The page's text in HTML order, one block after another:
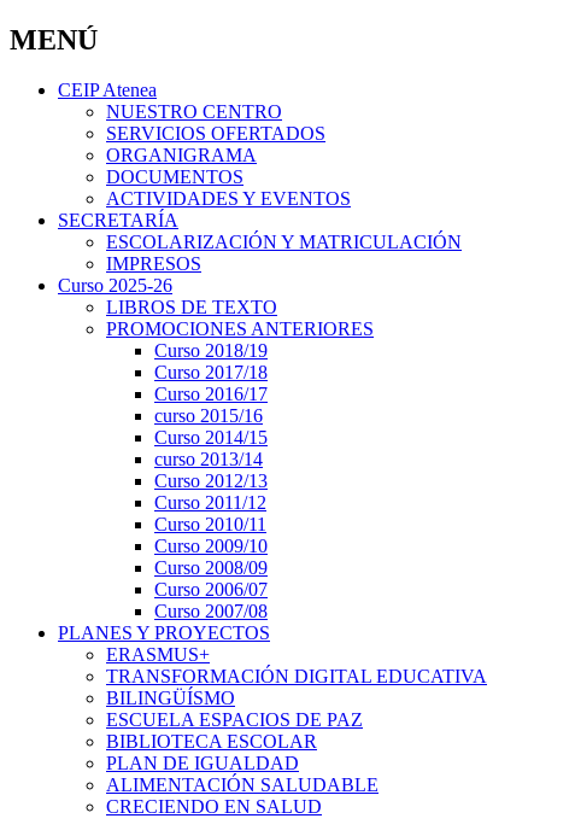
MENÚ
CEIP Atenea
NUESTRO CENTRO
SERVICIOS OFERTADOS
ORGANIGRAMA
DOCUMENTOS
ACTIVIDADES Y EVENTOS
SECRETARÍA
ESCOLARIZACIÓN Y MATRICULACIÓN
IMPRESOS
Curso 2025-26
LIBROS DE TEXTO
PROMOCIONES ANTERIORES
Curso 2018/19
Curso 2017/18
Curso 2016/17
curso 2015/16
Curso 2014/15
curso 2013/14
Curso 2012/13
Curso 2011/12
Curso 2010/11
Curso 2009/10
Curso 2008/09
Curso 2006/07
Curso 2007/08
PLANES Y PROYECTOS
ERASMUS+
TRANSFORMACIÓN DIGITAL EDUCATIVA
BILINGÜÍSMO
ESCUELA ESPACIOS DE PAZ
BIBLIOTECA ESCOLAR
PLAN DE IGUALDAD
ALIMENTACIÓN SALUDABLE
CRECIENDO EN SALUD